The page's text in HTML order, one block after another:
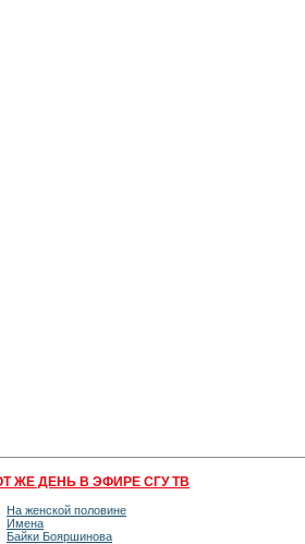
ЖЕ ДЕНЬ В ЭФИРЕ СГУ ТВ
На женской половине
Имена
Байки Бояршинова